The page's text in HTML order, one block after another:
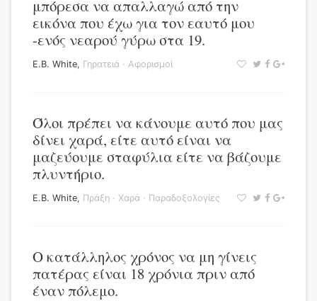
μπόρεσα να απαλλαγώ από την
εικόνα που έχω για τον εαυτό μου
-ενός νεαρού γύρω στα 19.
E.B. White, Γηρατειά · Αφορισμοί
Όλοι πρέπει να κάνουμε αυτό που μας
δίνει χαρά, είτε αυτό είναι να
μαζεύουμε σταφύλια είτε να βάζουμε
πλυντήριο.
E.B. White, Πράξη · Χαρά · Παραδοξολογίες
Ο κατάλληλος χρόνος να μη γίνεις
πατέρας είναι 18 χρόνια πριν από
έναν πόλεμο.